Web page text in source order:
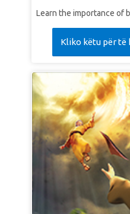
Learn the importance of
Kliko këtu për të